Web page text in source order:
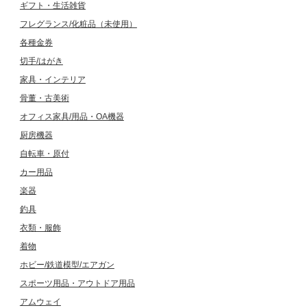
ギフト・生活雑貨
フレグランス/化粧品（未使用）
各種金券
切手/はがき
家具・インテリア
骨董・古美術
オフィス家具/用品・OA機器
厨房機器
自転車・原付
カー用品
楽器
釣具
衣類・服飾
着物
ホビー/鉄道模型/エアガン
スポーツ用品・アウトドア用品
アムウェイ